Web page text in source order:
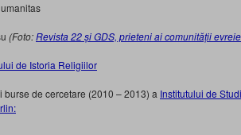
(Foto:Revista 22 și GDS, prieteni ai comunității
de Istoria Religiilor
burse de cercetare (2010 – 2013) a Institutului de